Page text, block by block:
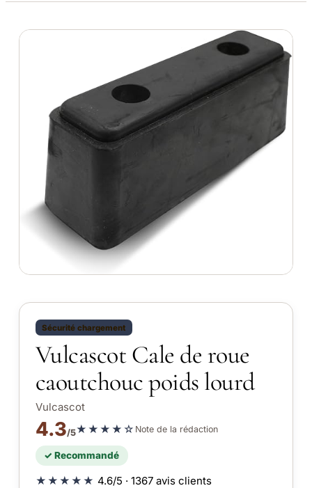
Sécurité chargement
Vulcascot Cale de roue
caoutchouc poids lourd
Vulcascot
4.3/5★★★★☆ Note de la rédaction
✓ Recommandé
★★★★★ 4.6/5 · 1367 avis clients